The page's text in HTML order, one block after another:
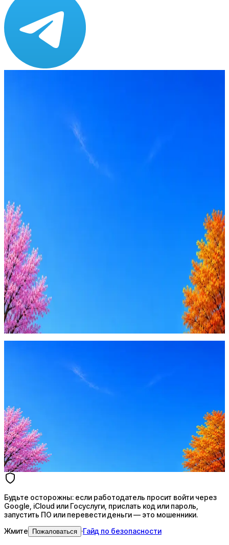
Оффер быстрее с Эйч
Будьте осторожны: если работодатель просит войти через
Google, iCloud или Госуслуги, прислать код или пароль,
запустить ПО или перевести деньги — это мошенники.
Жмите Пожаловаться
Стратегия поиска с AI: рынки, позиции, вилка, каналы
Будьте осторожны: если работодатель просит войти через
Google, iCloud или Госуслуги, прислать код или пароль,
запустить ПО или перевести деньги — это мошенники.
Жмите
Пожаловаться ·Гайд по безопасности